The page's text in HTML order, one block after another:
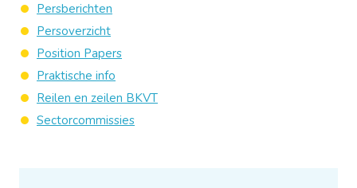
Persberichten
Persoverzicht
Position Papers
Praktische info
Reilen en zeilen BKVT
Sectorcommissies